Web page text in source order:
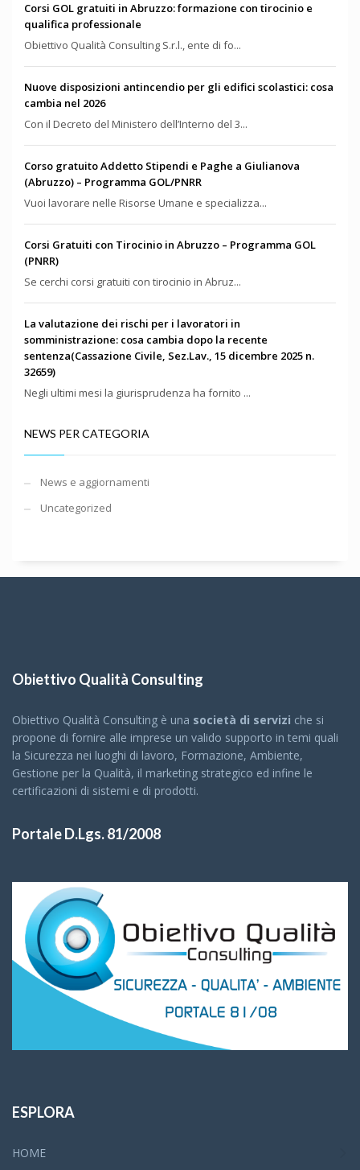
Corsi GOL gratuiti in Abruzzo: formazione con tirocinio e
qualifica professionale
Obiettivo Qualità Consulting S.r.l., ente di fo...
Nuove disposizioni antincendio per gli edifici scolastici: cosa
cambia nel 2026
Con il Decreto del Ministero dell’Interno del 3...
Corso gratuito Addetto Stipendi e Paghe a Giulianova
(Abruzzo) – Programma GOL/PNRR
Vuoi lavorare nelle Risorse Umane e specializza...
Corsi Gratuiti con Tirocinio in Abruzzo – Programma GOL
(PNRR)
Se cerchi corsi gratuiti con tirocinio in Abruz...
La valutazione dei rischi per i lavoratori in
somministrazione: cosa cambia dopo la recente
sentenza(Cassazione Civile, Sez.Lav., 15 dicembre 2025 n.
32659)
Negli ultimi mesi la giurisprudenza ha fornito ...
NEWS PER CATEGORIA
News e aggiornamenti
Uncategorized
Obiettivo Qualità Consulting
Obiettivo Qualità Consulting è una società di servizi che si
propone di fornire alle imprese un valido supporto in temi quali
la Sicurezza nei luoghi di lavoro, Formazione, Ambiente,
Gestione per la Qualità, il marketing strategico ed infine le
certificazioni di sistemi e di prodotti.
Portale D.Lgs. 81/2008
ESPLORA
HOME